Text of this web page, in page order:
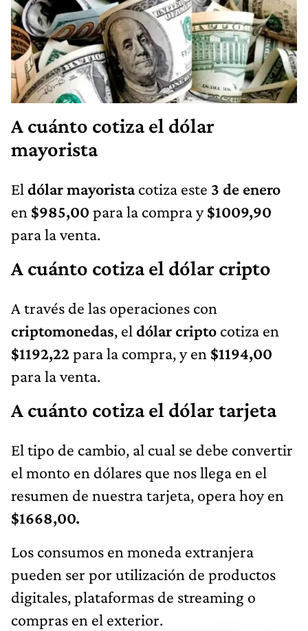
A cuánto cotiza el dólar
mayorista
El dólar mayoristacotiza este 3 de enero
en $985,00 para la compra y$1009,90
para la venta.
A cuánto cotiza el dólar cripto
A través de las operaciones con
criptomonedas, el dólar cripto cotiza en
$1192,22para la compra, y en $1194,00
para la venta.
A cuánto cotiza el dólar tarjeta
El tipo de cambio, al cual se debe convertir
el monto en dólares que nos llega en el
resumen de nuestra tarjeta, opera hoy en
$1668,00.
Los consumos en moneda extranjera
pueden ser por utilización de productos
digitales, plataformas de streaming o
compras en el exterior.